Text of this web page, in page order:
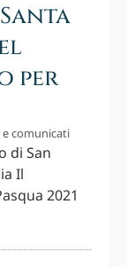
per
e comunicati
di San
Il
2021